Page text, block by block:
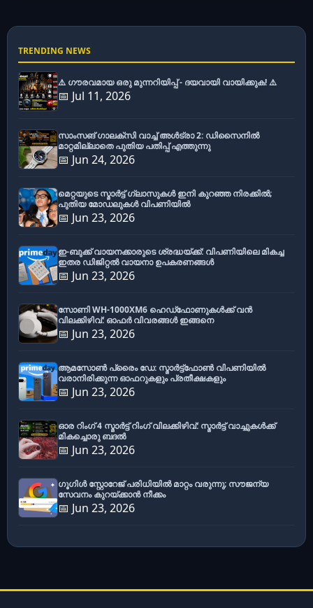
TRENDING NEWS
⚠️ ഗൗരവമായ ഒരു മുന്നറിയിപ്പ് - ദയവായി വായിക്കുക! ⚠️
📅 Jul 11, 2026
സാംസങ് ഗാലക്സി വാച്ച് അൾട്രാ 2: ഡിസൈനിൽ
മാറ്റമില്ലാതെ പുതിയ പതിപ്പ് എത്തുന്നു
📅 Jun 24, 2026
മെറ്റയുടെ സ്മാർട്ട് ഗ്ലാസുകൾ ഇനി കുറഞ്ഞ നിരക്കിൽ;
പുതിയ മോഡലുകൾ വിപണിയിൽ
📅 Jun 23, 2026
ഇ-ബുക്ക് വായനക്കാരുടെ ശ്രദ്ധയ്ക്ക്: വിപണിയിലെ മികച്ച
ഇതര ഡിജിറ്റൽ വായനാ ഉപകരണങ്ങൾ
📅 Jun 23, 2026
സോണി WH-1000XM6 ഹെഡ്‌ഫോണുകൾക്ക് വൻ
വിലക്കിഴിവ്: ഓഫർ വിവരങ്ങൾ ഇങ്ങനെ
📅 Jun 23, 2026
ആമസോൺ പ്രൈം ഡേ: സ്മാർട്ട്ഫോൺ വിപണിയിൽ
വരാനിരിക്കുന്ന ഓഫറുകളും പ്രതീക്ഷകളും
📅 Jun 23, 2026
ഓര റിംഗ് 4 സ്മാർട്ട് റിംഗ് വിലക്കിഴിവ്: സ്മാർട്ട് വാച്ചുകൾക്ക്
മികച്ചൊരു ബദൽ
📅 Jun 23, 2026
ഗൂഗിൾ സ്റ്റോറേജ് പരിധിയിൽ മാറ്റം വരുന്നു; സൗജന്യ
സേവനം കുറയ്ക്കാൻ നീക്കം
📅 Jun 23, 2026